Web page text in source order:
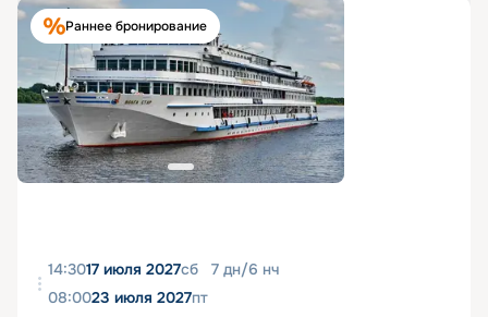
Раннее бронирование
14:3017 июля 2027сб 7 дн/6 нч
08:0023 июля 2027пт